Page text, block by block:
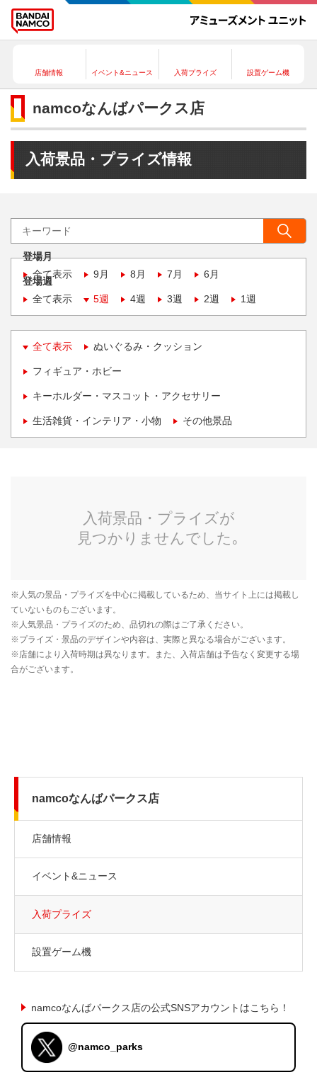
店舗情報 イベント&ニュース 入荷プライズ 設置ゲーム機
namcoなんばパークス店
入荷景品・プライズ情報
登場月
全て表示
9月 8月 7月 6月
登場週
全て表示
5週 4週 3週 2週 1週
全て表示 ぬいぐるみ・クッション
フィギュア・ホビー
キーホルダー・マスコット・アクセサリー
生活雑貨・インテリア・小物 その他景品
namcoなんばパークス店
店舗情報
イベント&ニュース
入荷プライズ
設置ゲーム機
namcoなんばパークス店の公式SNSアカウントはこちら！
@namco_parks